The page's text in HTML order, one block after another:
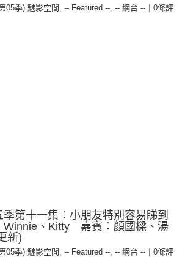
05季) 魅影空間 , -- Featured --, -- 網台 --
0條評
季第十一集︰小朋友特別容易睇到
、Kitty 嘉賓︰顏國樑、湯
新)
05季) 魅影空間 , -- Featured --, -- 網台 --
0條評